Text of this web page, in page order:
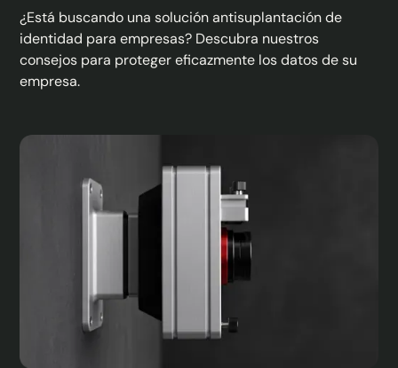
¿Está buscando una solución antisuplantación de
identidad para empresas? Descubra nuestros
consejos para proteger eficazmente los datos de su
empresa.